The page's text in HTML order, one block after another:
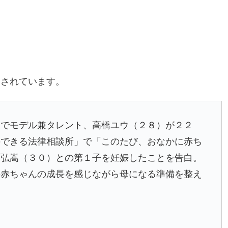
れています。
デル兼タレント、高橋ユウ（２８）が２２
きる法律相談所」で「このたび、おなかに赤ち
（３０）との第１子を妊娠したことを告白。
ちゃんの成長を感じながら母になる準備を整え